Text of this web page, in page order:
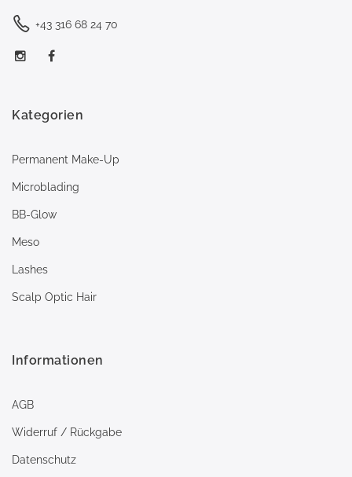
+43 316 68 24 70
Kategorien
Permanent Make-Up
Microblading
BB-Glow
Meso
Lashes
Scalp Optic Hair
Informationen
AGB
Widerruf / Rückgabe
Datenschutz